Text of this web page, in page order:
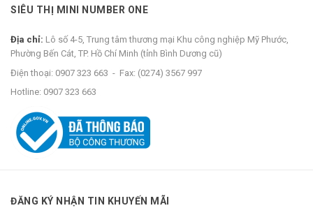
SIÊU THỊ MINI NUMBER ONE
Địa chỉ: Lô số 4-5, Trung tâm thương mại Khu công nghiệp Mỹ Phước,
Phường Bến Cát, TP. Hồ Chí Minh (tỉnh Bình Dương cũ)
Điện thoại: 0907 323 663 - Fax: (0274) 3567 997
Hotline: 0907 323 663
ĐĂNG KÝ NHẬN TIN KHUYẾN MÃI